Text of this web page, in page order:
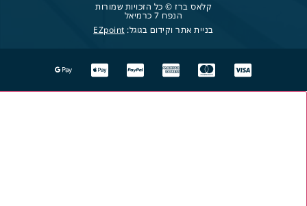
קלאס ברז © כל הזכויות שמורות
הנפח 7 כרמיאל
בניית אתר וקידום בגוגל: EZpoint